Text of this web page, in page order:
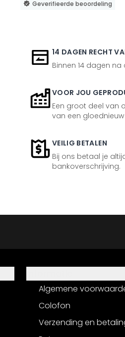
Geverifieerde beoordeling
14 DAGEN RECHT
Binnen 14 dagen
VOOR JOU
Een groot deel van
van een
VEILIG BETALEN
Bij ons betaal je
bankoverschrijving.
Algemene
Colofon
Verzending en